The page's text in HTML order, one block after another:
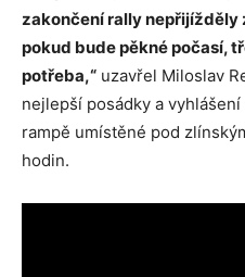
zakončení rally nepřijížděly
pokud bude pěkné počasí,
potřeba,“ uzavřel Miloslav
nejlepší posádky a
rampě umístěné pod
hodin.